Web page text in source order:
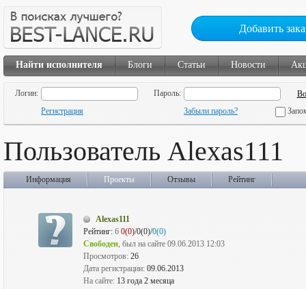
Добавить
Найти исполнителя Блоги Статьи Новости
Логин:
Пароль:
Регистрация
Забыли пароль?
Пользователь Alexas111
Информация Проекты Отзывы Рейтинг
Alexas111
Рейтинг: 6 0(0)/0(0)/0(0)
Свободен, был на сайте 09.06.2013 12:03
Просмотров: 26
Дата регистрации: 09.06.2013
На сайте: 13 года 2 месяца